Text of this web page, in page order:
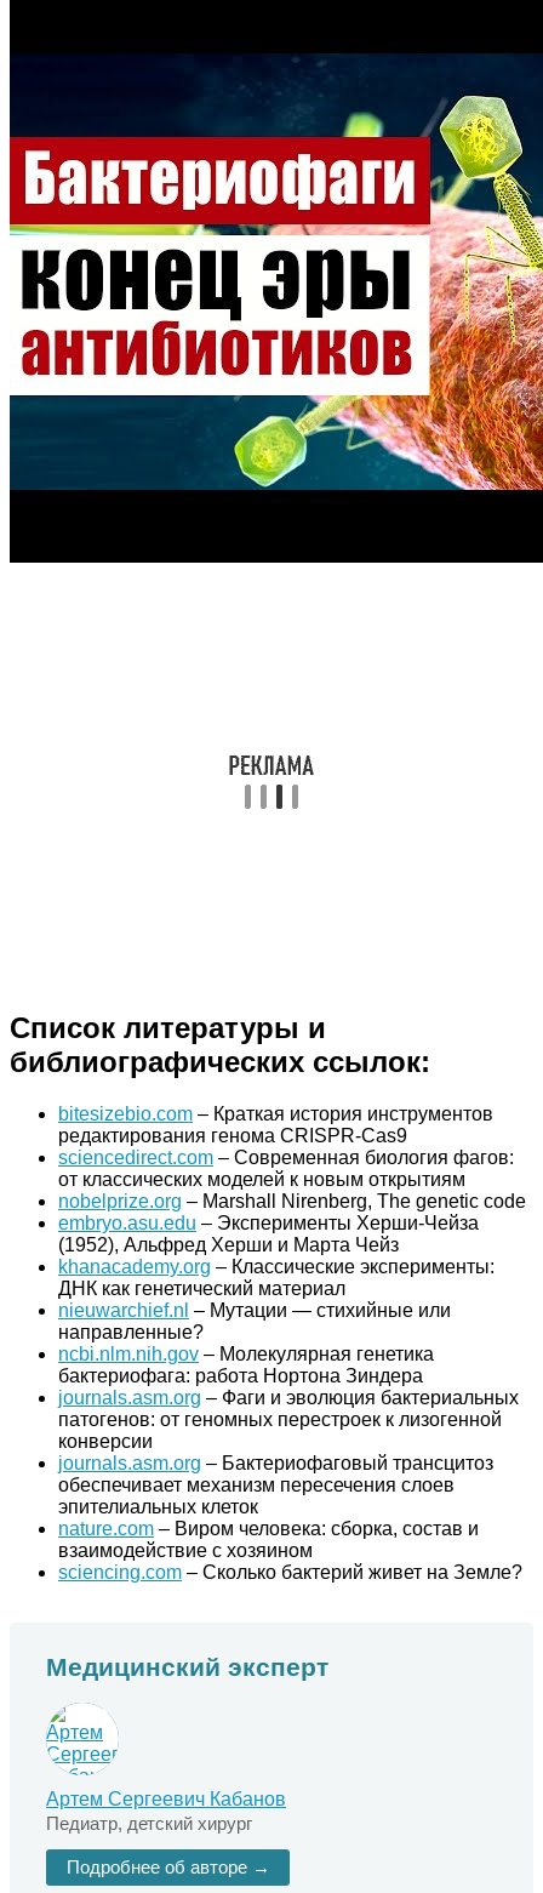
Список литературы и
библиографических ссылок:
bitesizebio.com – Краткая история инструментов
редактирования генома CRISPR-Cas9
sciencedirect.com – Современная биология фагов:
от классических моделей к новым открытиям
nobelprize.org – Marshall Nirenberg, The genetic code
embryo.asu.edu – Эксперименты Херши-Чейза
(1952), Альфред Херши и Марта Чейз
khanacademy.org – Классические эксперименты:
ДНК как генетический материал
nieuwarchief.nl – Мутации — стихийные или
направленные?
ncbi.nlm.nih.gov – Молекулярная генетика
бактериофага: работа Нортона Зиндера
journals.asm.org – Фаги и эволюция бактериальных
патогенов: от геномных перестроек к лизогенной
конверсии
journals.asm.org – Бактериофаговый трансцитоз
обеспечивает механизм пересечения слоев
эпителиальных клеток
nature.com – Виром человека: сборка, состав и
взаимодействие с хозяином
sciencing.com – Сколько бактерий живет на Земле?
Медицинский эксперт
Артем Сергеевич Кабанов
Педиатр, детский хирург
Подробнее об авторе →